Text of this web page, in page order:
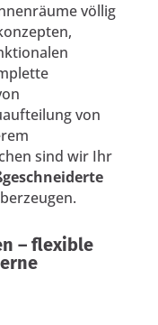
völlig
von
sind wir Ihr
– flexible